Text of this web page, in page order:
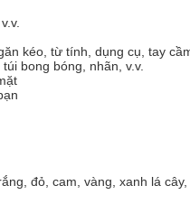
kéo, từ tính, dụng cụ, tay
bong bóng, nhãn, v.v.
đỏ, cam, vàng, xanh lá